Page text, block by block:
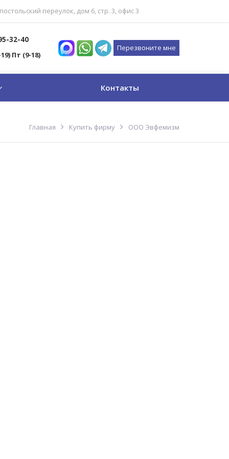
переулок, дом 6, стр. 3, офис 3
32-40
Пт (9-18)
Перезвоните мне
Контакты
Главная Купить фирму ООО Эвфемизм